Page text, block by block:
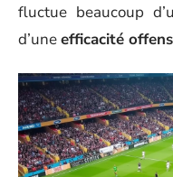
fluctue beaucoup
d’uneefficacité